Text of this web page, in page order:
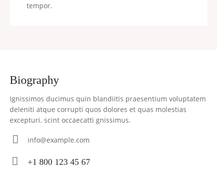
tempor.
biography
Ignissimos ducimus quin blandiitis praesentium voluptatem
deleniti atque corrupti quos dolores et quas molestias
excepturi. scint occaecatti gnissimus.
E-
m
info@example.com
+1 800 123 45 67